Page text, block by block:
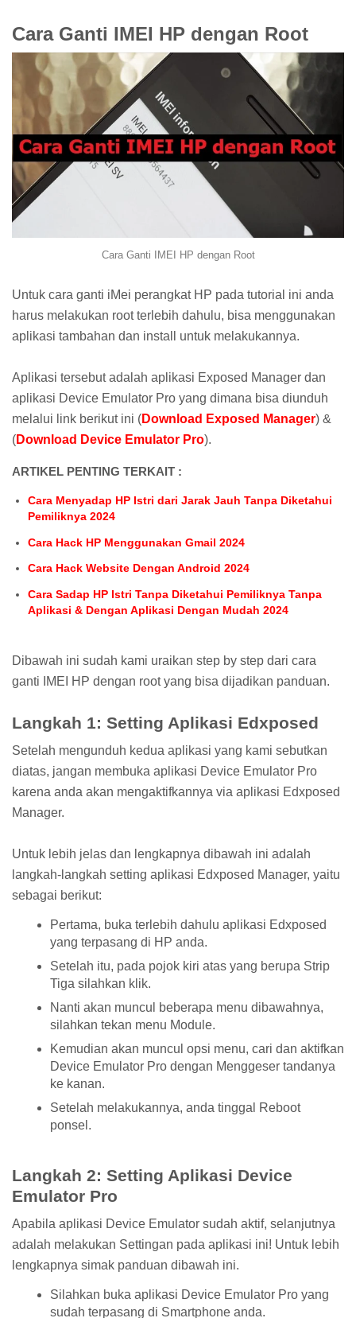
Cara Ganti IMEI HP dengan Root
Cara Ganti IMEI HP dengan Root
Untuk cara ganti iMei perangkat HP pada tutorial ini anda
harus melakukan root terlebih dahulu, bisa menggunakan
aplikasi tambahan dan install untuk melakukannya.
Aplikasi tersebut adalah aplikasi Exposed Manager dan
aplikasi Device Emulator Pro yang dimana bisa diunduh
melalui link berikut ini (Download Exposed Manager) &
(Download Device Emulator Pro).
ARTIKEL PENTING TERKAIT :
Cara Menyadap HP Istri dari Jarak Jauh Tanpa Diketahui
Pemiliknya 2024
Cara Hack HP Menggunakan Gmail 2024
Cara Hack Website Dengan Android 2024
Cara Sadap HP Istri Tanpa Diketahui Pemiliknya Tanpa
Aplikasi & Dengan Aplikasi Dengan Mudah 2024
Dibawah ini sudah kami uraikan step by step dari cara
ganti IMEI HP dengan root yang bisa dijadikan panduan.
Langkah 1: Setting Aplikasi Edxposed
Setelah mengunduh kedua aplikasi yang kami sebutkan
diatas, jangan membuka aplikasi Device Emulator Pro
karena anda akan mengaktifkannya via aplikasi Edxposed
Manager.
Untuk lebih jelas dan lengkapnya dibawah ini adalah
langkah-langkah setting aplikasi Edxposed Manager, yaitu
sebagai berikut:
Pertama, buka terlebih dahulu aplikasi Edxposed
yang terpasang di HP anda.
Setelah itu, pada pojok kiri atas yang berupa Strip
Tiga silahkan klik.
Nanti akan muncul beberapa menu dibawahnya,
silahkan tekan menu Module.
Kemudian akan muncul opsi menu, cari dan aktifkan
Device Emulator Pro dengan Menggeser tandanya
ke kanan.
Setelah melakukannya, anda tinggal Reboot
ponsel.
Langkah 2: Setting Aplikasi Device
Emulator Pro
Apabila aplikasi Device Emulator sudah aktif, selanjutnya
adalah melakukan Settingan pada aplikasi ini! Untuk lebih
lengkapnya simak panduan dibawah ini.
Silahkan buka aplikasi Device Emulator Pro yang
sudah terpasang di Smartphone anda.